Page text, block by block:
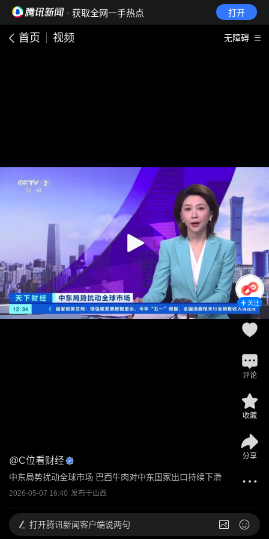
· 获取全网一手热点 打开
首页 视频 无障碍
@C位看财经
中东局势扰动全球市场 巴西牛肉对中东国家出口持续下滑
2026-05-07 16:40 发布于山西
关注
评论
收藏
分享
打开腾讯新闻客户端说两句